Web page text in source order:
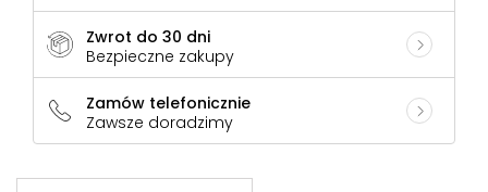
Zwrot do 30 dni
Bezpieczne zakupy
Zamów telefonicznie
Zawsze doradzimy